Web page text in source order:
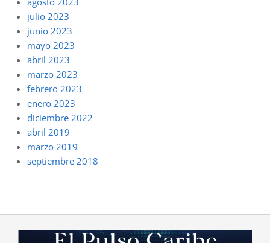
julio 2023
junio 2023
mayo 2023
abril 2023
marzo 2023
febrero 2023
enero 2023
diciembre 2022
abril 2019
marzo 2019
septiembre 2018